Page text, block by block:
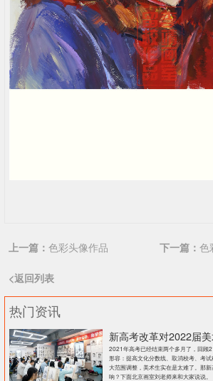
上一篇： 色彩头像作品 下一篇： 色
<返回列表
热门资讯
2021年高考已经结束两个多月了，回顾
形容：提高文化分数线、取消校考、考
大范围调整，美术生实在是太难了。那
响？下面北京画室刘老师来和大家说说。